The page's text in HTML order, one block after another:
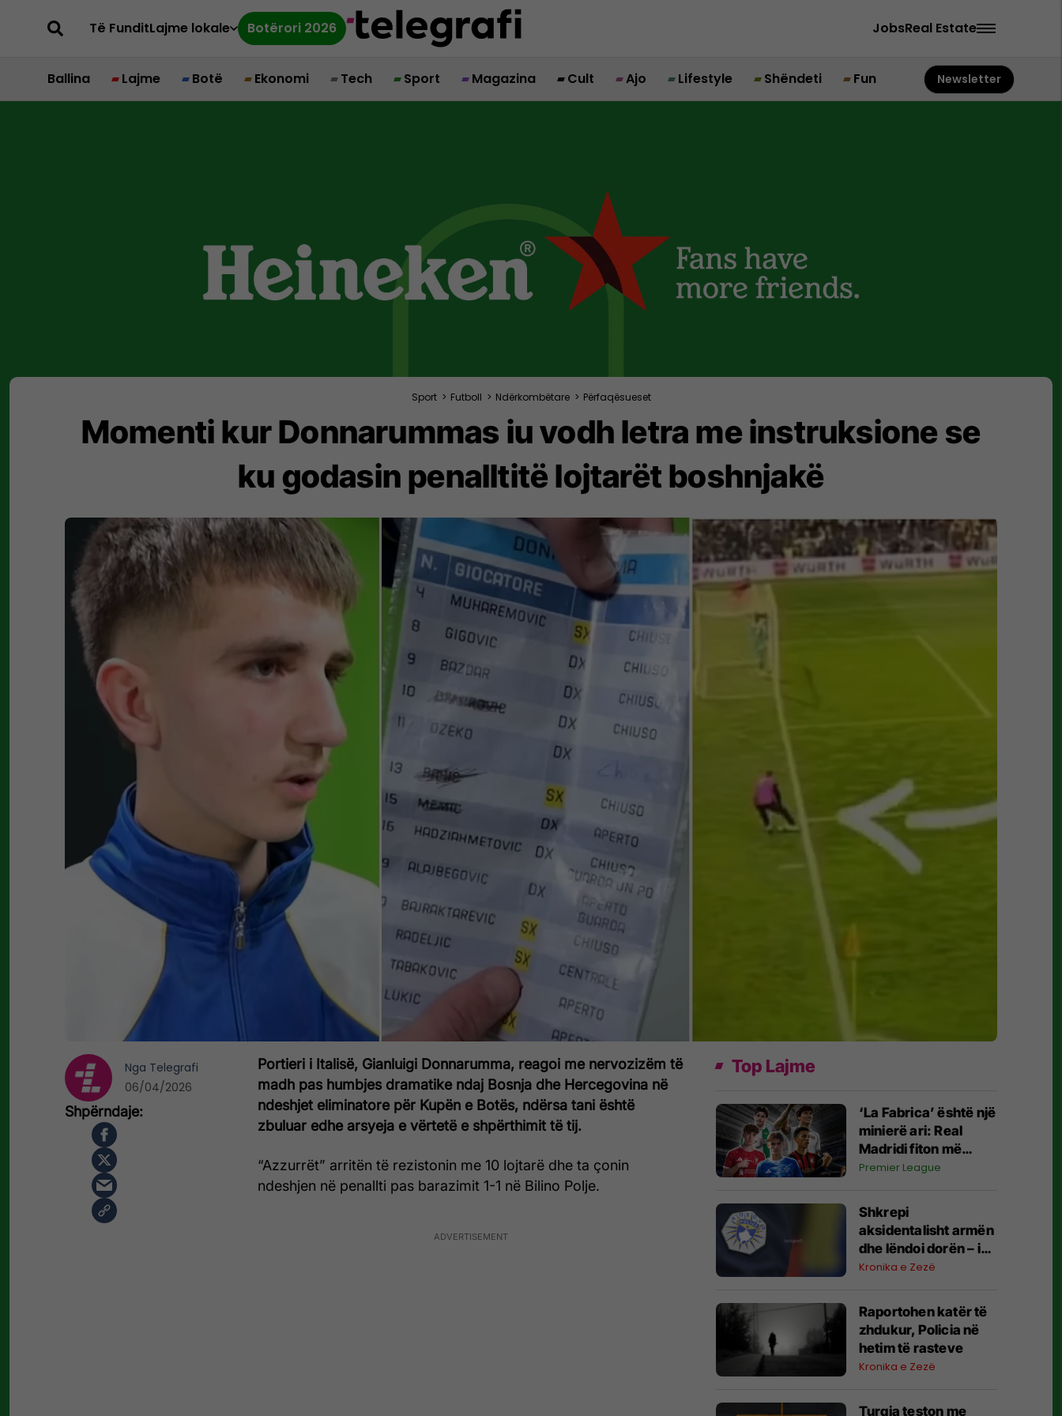
Të FunditLajme lokale Botërori 2026 JobsReal Estate
Ballina Lajme Botë Ekonomi Tech Sport Magazina Cult Ajo Lifestyle Shëndeti Fun Newsletter
Sport > Futboll > Ndërkombëtare > Përfaqësueset
Momenti kur Donnarummas iu vodh letra me instruksione se
ku godasin penalltitë lojtarët boshnjakë
Portieri i Italisë, Gianluigi Donnarumma, reagoi me nervozizëm të
madh pas humbjes dramatike ndaj Bosnja dhe Hercegovina në
ndeshjet eliminatore për Kupën e Botës, ndërsa tani është
zbuluar edhe arsyeja e vërtetë e shpërthimit të tij.
“Azzurrët” arritën të rezistonin me 10 lojtarë dhe ta çonin
ndeshjen në penallti pas barazimit 1-1 në Bilino Polje.
Nga Telegrafi
06/04/2026
Top Lajme
‘La Fabrica’ është një
minierë ari: Real
Madridi fiton më
shumë të ardhura
transferimet e reja
Premier League
Shkrepi
aksidentalisht armën
dhe lëndoi dorën – i
dyshuari në Vitimerr
Kronika e Zezë
Raportohen katër të
zhdukur, Policia në
hetim të rasteve
Kronika e Zezë
Turqia teston me